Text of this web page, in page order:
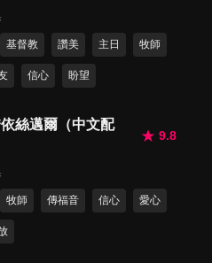
分鐘
集 「詠」不變的愛
基督教 讚美 主日 牧師
信心 盼望
絲邁爾（中文配
9.8
牧師 傳福音 信心 愛心